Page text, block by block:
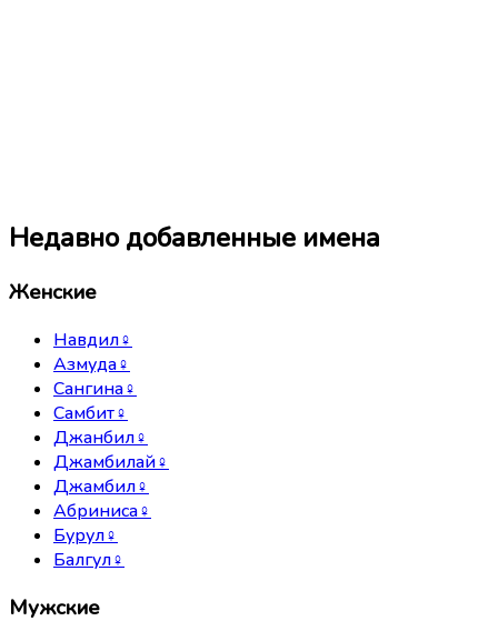
Недавно добавленные имена
Женские
Навдил♀
Азмуда♀
Сангина♀
Самбит♀
Джанбил♀
Джамбилай♀
Джамбил♀
Абриниса♀
Бурул♀
Балгул♀
Мужские